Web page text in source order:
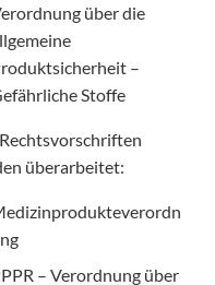
über die
–
Stoffe
überarbeitet:
– Verordnung über